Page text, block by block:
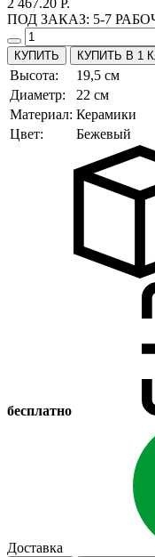
2 467.20 Р.
ПОД ЗАКАЗ: 5-7
КУПИТЬ В 1
Высота:
19,5 см
Диаметр:
22 см
Материал: Керамики
Цвет:
Бежевый
бесплатно
Доставка